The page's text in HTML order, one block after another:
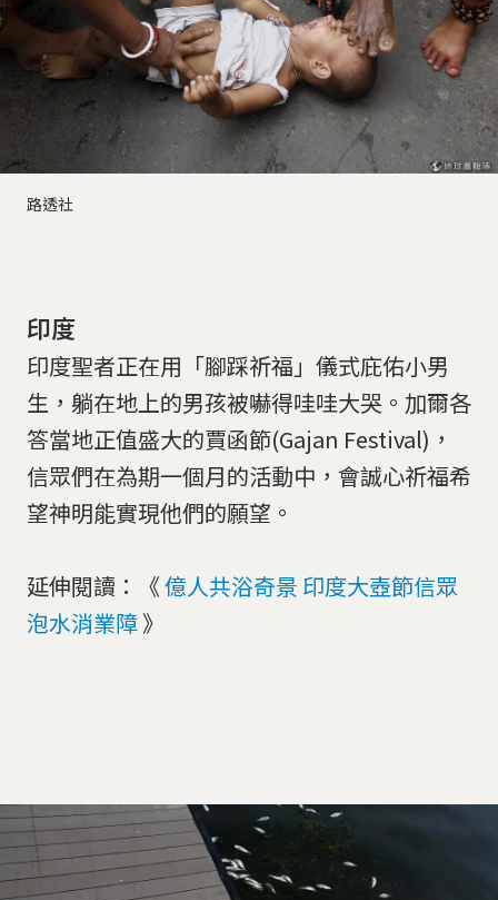
路透社
印度
印度聖者正在用「腳踩祈福」儀式庇佑小男
生，躺在地上的男孩被嚇得哇哇大哭。加爾各
答當地正值盛大的賈函節(Gajan Festival)，
信眾們在為期一個月的活動中，會誠心祈福希
望神明能實現他們的願望。
延伸閱讀：《億人共浴奇景 印度大壺節信眾
泡水消業障》